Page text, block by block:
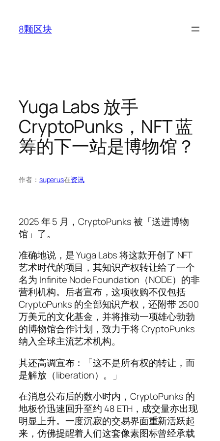
8颗区块
Yuga Labs 放手
CryptoPunks，NFT 蓝
筹的下一站是博物馆？
作者： superus在资讯
2025 年 5 月，CryptoPunks 被「送进博物
馆」了。
准确地说，是 Yuga Labs 将这款开创了 NFT
艺术时代的项目，其知识产权转让给了一个
名为 Infinite Node Foundation（NODE）的非
营利机构。后者宣布，这项收购不仅包括
CryptoPunks 的全部知识产权，还附带 2500
万美元的文化基金，并将推动一项雄心勃勃
的博物馆合作计划，致力于将 CryptoPunks
纳入全球主流艺术机构。
其还高调宣布：「这不是所有权的转让，而
是解放（liberation）。」
在消息公布后的数小时内，CryptoPunks 的
地板价迅速回升至约 48 ETH，成交量亦出现
明显上升。一度沉寂的交易界面重新活跃起
来，仿佛提醒着人们这套像素图标曾经承载